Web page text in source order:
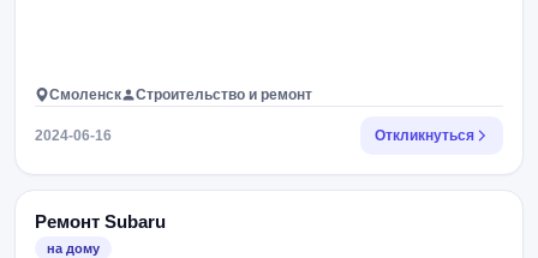
Смоленск Строительство и ремонт
2024-06-16 Откликнуться
Ремонт Subaru
на дому